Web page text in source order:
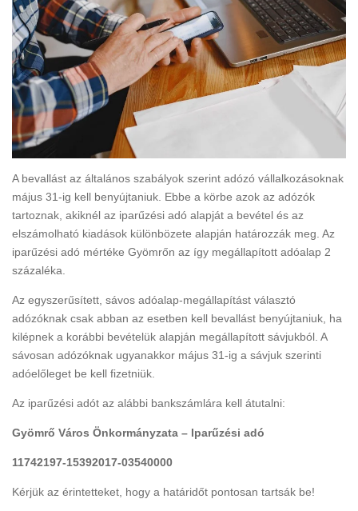
A bevallást az általános szabályok szerint adózó vállalkozásoknak
május 31-ig kell benyújtaniuk. Ebbe a körbe azok az adózók
tartoznak, akiknél az iparűzési adó alapját a bevétel és az
elszámolható kiadások különbözete alapján határozzák meg. Az
iparűzési adó mértéke Gyömrőn az így megállapított adóalap 2
százaléka.
Az egyszerűsített, sávos adóalap-megállapítást választó
adózóknak csak abban az esetben kell bevallást benyújtaniuk, ha
kilépnek a korábbi bevételük alapján megállapított sávjukból. A
sávosan adózóknak ugyanakkor május 31-ig a sávjuk szerinti
adóelőleget be kell fizetniük.
Az iparűzési adót az alábbi bankszámlára kell átutalni:
Gyömrő Város Önkormányzata – Iparűzési adó
11742197-15392017-03540000
Kérjük az érintetteket, hogy a határidőt pontosan tartsák be!